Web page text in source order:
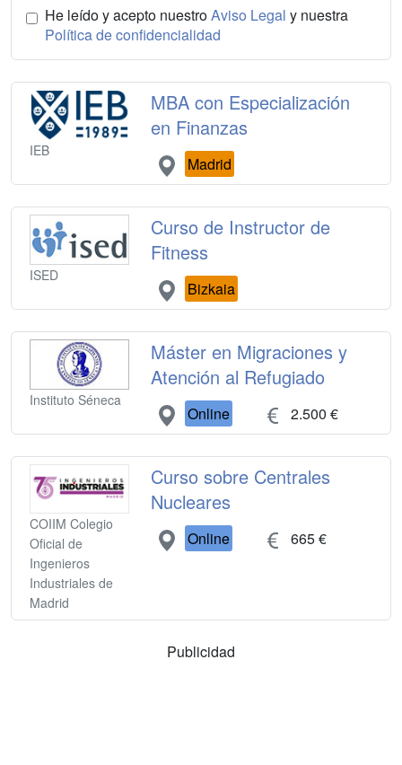
He leído y acepto nuestroAviso Legal y nuestra
Política de confidencialidad
IEB
MBA con Especialización
en Finanzas
Madrid
ISED
Curso de Instructor de
Fitness
Bizkaia
Instituto Séneca
Máster en Migraciones y
Atención al Refugiado
Online 2.500 €
COIIM Colegio
Oficial de
Ingenieros
Industriales de
Madrid
Curso sobre Centrales
Nucleares
Online 665 €
Publicidad